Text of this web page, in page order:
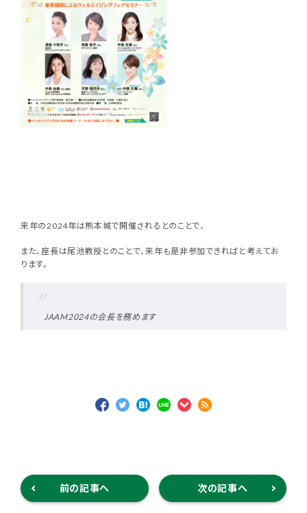
来年の2024年は熊本城で開催されるとのことで、
また、座長は尾池教授とのことで、来年も是非参加できればと考えてお
ります。
JAAM2024の会長を務めます
前の記事へ 次の記事へ